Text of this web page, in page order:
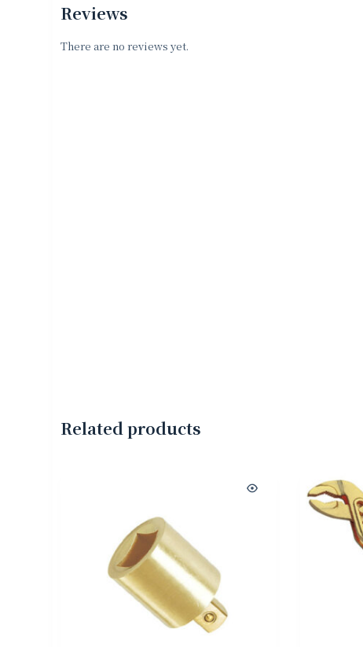
Reviews
There are no reviews yet.
Related products